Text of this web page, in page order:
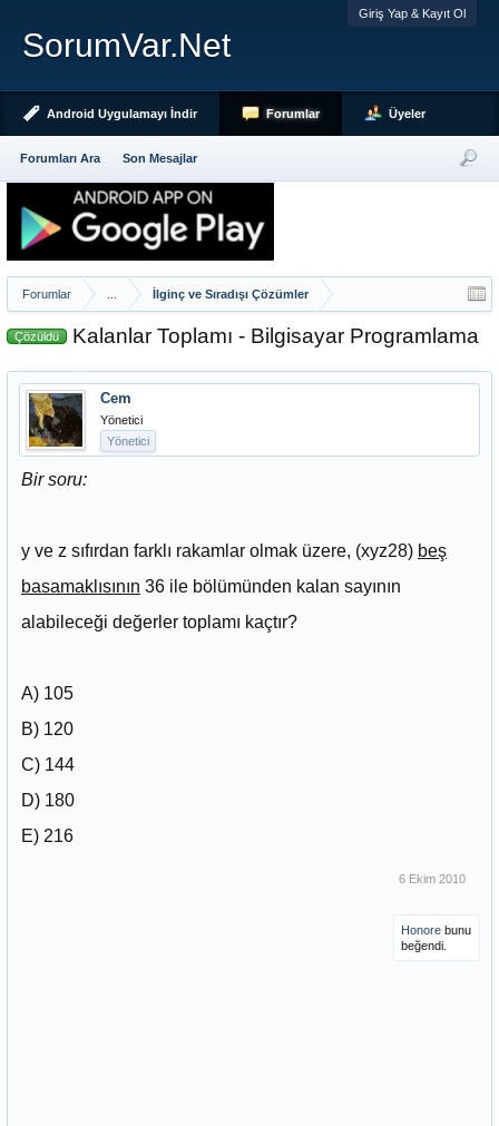
Giriş Yap & Kayıt Ol
Forumlar İlginç ve Sıradışı Çözümler
Çözüldü Kalanlar Toplamı - Bilgisayar Programlama
Cem
Yönetici
Yönetici
Bir soru:
y ve z sıfırdan farklı rakamlar olmak üzere, (xyz28) beş
basamaklısının 36 ile bölümünden kalan sayının
alabileceği değerler toplamı kaçtır?
A) 105
B) 120
C) 144
D) 180
E) 216
6 Ekim 2010
Honore bunu
beğendi.
SorumVar.Net
Android Uygulamayı İndir Forumlar
Forumları Ara Son Mesajlar
Üyeler